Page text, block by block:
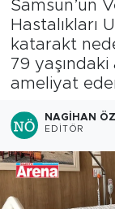
Samsun’un
Hastalıkları
katarakt
79 yaşındaki
ameliyat
NAGIHAN
EDITÖR
Son
Haber